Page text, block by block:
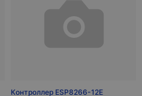
Контроллер ESP8266-12E